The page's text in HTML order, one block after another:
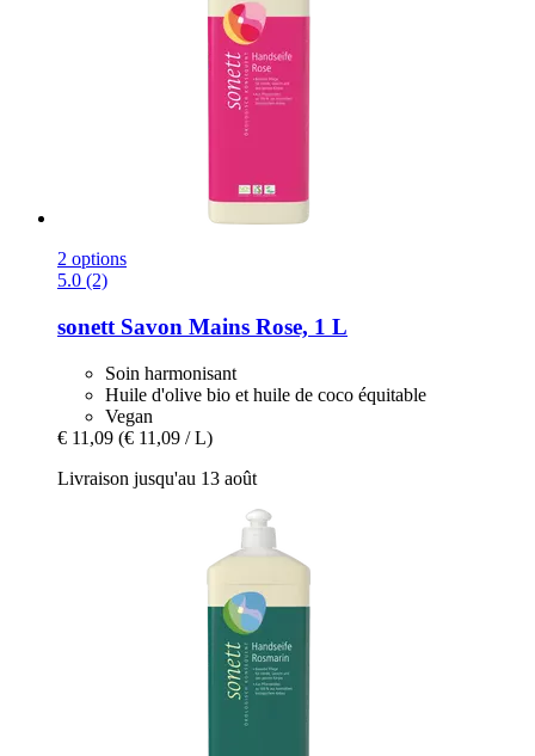
2 options
5.0 (2)
sonett Savon Mains Rose, 1 L
Soin harmonisant
Huile d'olive bio et huile de coco équitable
Vegan
€ 11,09 (€ 11,09 / L)
Livraison jusqu'au 13 août